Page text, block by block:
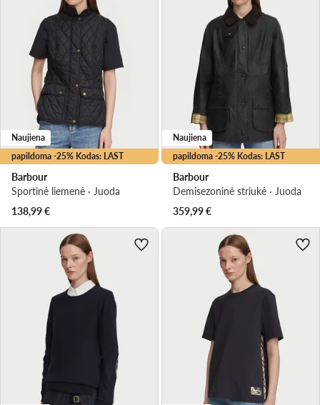
papildoma -25% Kodas: LAST
Naujiena
Barbour
Sportinė liemenė · Juoda
138,99€
papildoma -25% Kodas: LAST
Naujiena
Barbour
Demisezoninė striukė · Juoda
359,99€